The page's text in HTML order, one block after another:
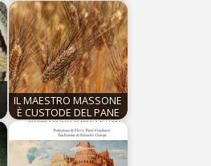
IL MAESTRO MASSONE
È CUSTODE DEL PANE